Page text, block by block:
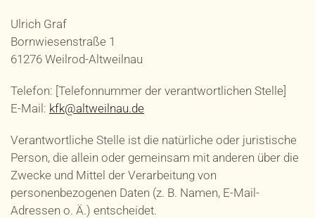
Ulrich Graf
Bornwiesenstraße 1
61276 Weilrod-Altweilnau
Telefon: [Telefonnummer der verantwortlichen Stelle]
E-Mail: kfk@altweilnau.de
Verantwortliche Stelle ist die natürliche oder juristische
Person, die allein oder gemeinsam mit anderen über die
Zwecke und Mittel der Verarbeitung von
personenbezogenen Daten (z. B. Namen, E-Mail-
Adressen o. Ä.) entscheidet.